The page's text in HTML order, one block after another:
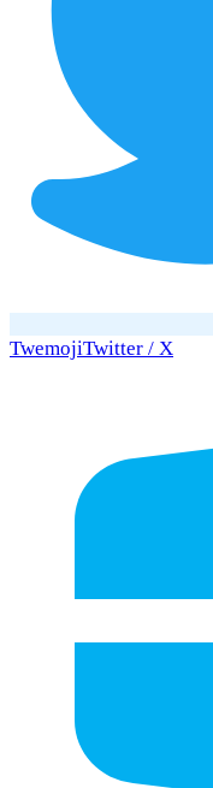
TwemojiTwitter / X